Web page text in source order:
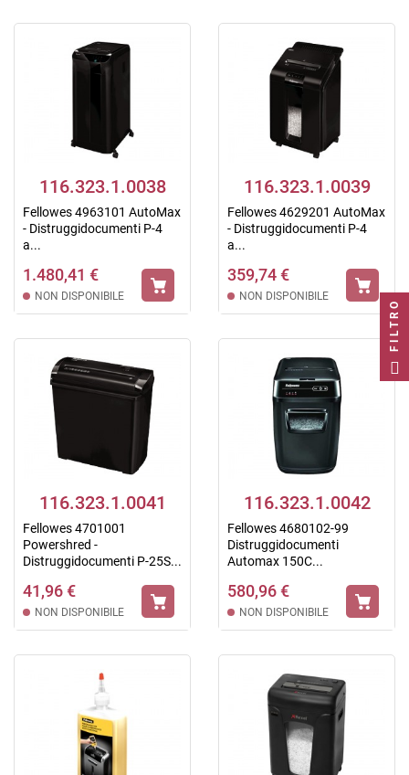
116.323.1.0038
Fellowes 4963101 AutoMax
- Distruggidocumenti P-4
a...
1.480,41 €
NON DISPONIBILE
116.323.1.0039
Fellowes 4629201 AutoMax
- Distruggidocumenti P-4
a...
359,74 €
NON DISPONIBILE
116.323.1.0041
Fellowes 4701001
Powershred -
Distruggidocumenti P-25S...
41,96 €
NON DISPONIBILE
116.323.1.0042
Fellowes 4680102-99
Distruggidocumenti
Automax 150C...
580,96 €
NON DISPONIBILE
FILTRO